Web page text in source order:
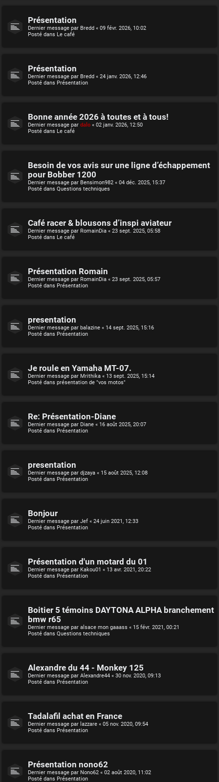
Présentation
Dernier message par Bredd « 09 févr. 2026, 10:02
Posté dans Le café
Présentation
Dernier message par Bredd « 24 janv. 2026, 12:46
Posté dans Présentation
Bonne année 2026 à toutes et à tous!
Dernier message par dalo « 02 janv. 2026, 12:50
Posté dans Le café
Besoin de vos avis sur une ligne d’échappement
pour Bobber 1200
Dernier message par Bensimon982 « 04 déc. 2025, 15:37
Posté dans Questions techniques
Café racer & blousons d’inspi aviateur
Dernier message par RomainDia « 23 sept. 2025, 05:58
Posté dans Le café
Présentation Romain
Dernier message par RomainDia « 23 sept. 2025, 05:57
Posté dans Présentation
presentation
Dernier message par balazine « 14 sept. 2025, 15:16
Posté dans Présentation
Je roule en Yamaha MT-07.
Dernier message par Mrithika « 13 sept. 2025, 15:14
Posté dans présentation de "vos motos"
Re: Présentation-Diane
Dernier message par Diane « 16 août 2025, 20:07
Posté dans Présentation
presentation
Dernier message par djzaya « 15 août 2025, 12:08
Posté dans Présentation
Bonjour
Dernier message par Jef « 24 juin 2021, 12:33
Posté dans Présentation
Présentation d'un motard du 01
Dernier message par Kakou01 « 13 avr. 2021, 20:22
Posté dans Présentation
Boitier 5 témoins DAYTONA ALPHA branchement
bmw r65
Dernier message par alsace mon gaaass « 15 févr. 2021, 00:21
Posté dans Questions techniques
Alexandre du 44 - Monkey 125
Dernier message par Alexandre44 « 30 nov. 2020, 09:13
Posté dans Présentation
Tadalafil achat en France
Dernier message par lazzare « 05 nov. 2020, 09:54
Posté dans Présentation
Présentation nono62
Dernier message par Nono62 « 02 août 2020, 11:02
Posté dans Présentation